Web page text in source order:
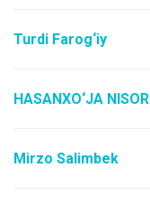
Turdi Farog‘iy
HASANXO‘JA
Mirzo Salimbek